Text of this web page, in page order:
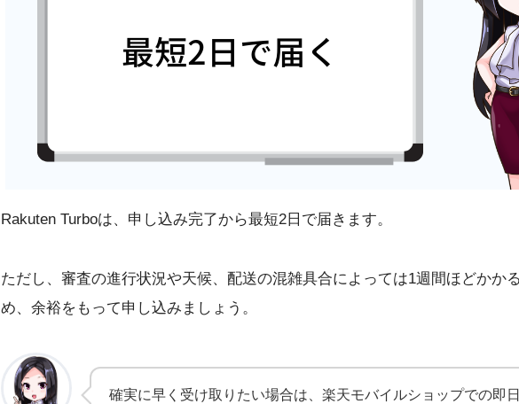
Rakuten Turboは、申し込み完了から最短2日で届きます。
ただし、審査の進行状況や天候、配送の混雑具合によっては1週間ほどかか
め、余裕をもって申し込みましょう。
確実に早く受け取りたい場合は、楽天モバイルショップでの即